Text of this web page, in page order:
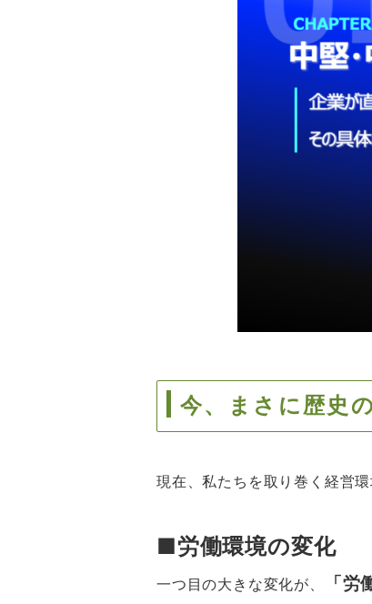
今、まさに歴史
現在、私たちを取り巻く経営
■労働環境の変化
一つ目の大きな変化が、 「労